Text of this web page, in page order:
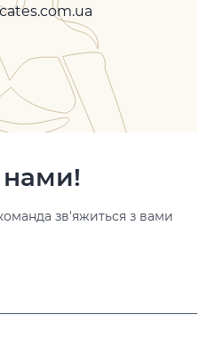
нами!
зв'яжиться з вами